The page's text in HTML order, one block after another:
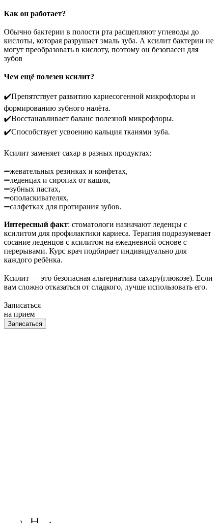
Как он работает?
Обычно бактерии в полости рта расщепляют углеводы до
кислоты, которая разрушает эмаль зуба. А ксилит бактерии не
могут преобразовать в кислоту, поэтому он безопасен для
зубов
Чем ещё полезен ксилит?
✔️Препятствует развитию кариесогенной микрофлоры и
формированию зубного налёта.
✔️Восстанавливает баланс полезной микрофлоры.
✔️Способствует усвоению кальция тканями зуба.
Ксилит заменяет сахар в разных продуктах:
➖жевательных резинках и конфетах,
➖леденцах и сиропах от кашля,
➖зубных пастах,
➖ополаскивателях,
➖салфетках для протирания зубов.
Интересный факт: стоматологи назначают леденцы с
ксилитом для профилактики кариеса. Терапия подразумевает
сосание леденцов с ксилитом на ежедневной основе с
перерывами. Курс врач подбирает индивидуально для
каждого ребёнка.
Ксилит — это безопасная альтернатива сахару(глюкозе). Если
вам сложно отказаться от сладкого, лучше использовать его.
Записаться
на прием
Записаться